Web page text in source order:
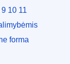
10 11
forma